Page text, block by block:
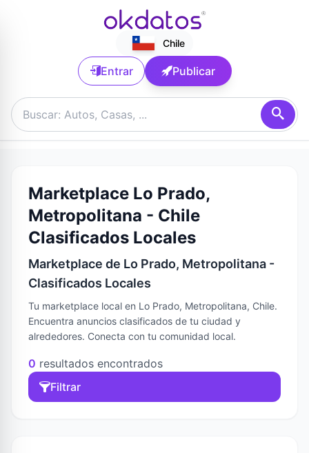
Chile
Entrar Publicar
Marketplace Lo Prado,
Metropolitana - Chile
Clasificados Locales
Marketplace de Lo Prado, Metropolitana -
Clasificados Locales
Tu marketplace local en Lo Prado, Metropolitana, Chile.
Encuentra anuncios clasificados de tu ciudad y
alrededores. Conecta con tu comunidad local.
0 resultados encontrados
Filtrar